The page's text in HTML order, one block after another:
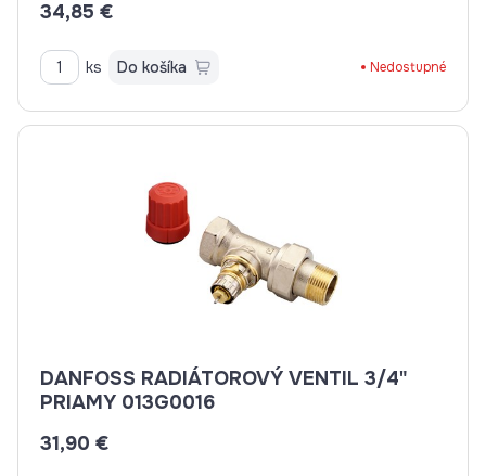
34,85 €
ks Do košíka Nedostupné
DANFOSS RADIÁTOROVÝ VENTIL 3/4"
PRIAMY 013G0016
31,90 €